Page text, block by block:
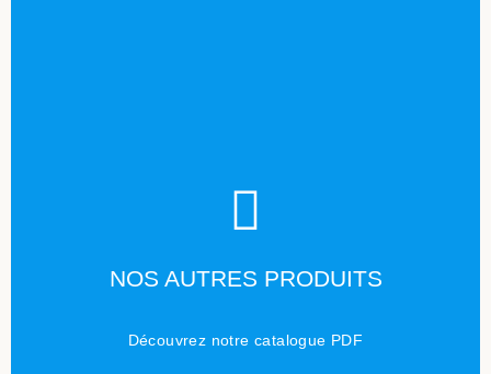
NOS AUTRES PRODUITS
Découvrez notre catalogue PDF
TÉLÉCHARGER